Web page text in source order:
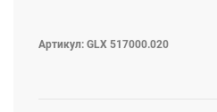
Артикул: GLX 517000.020